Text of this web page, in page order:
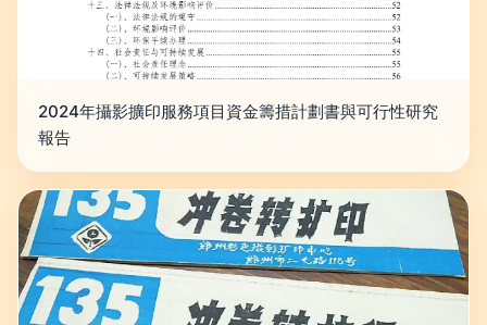
2024年攝影擴印服務項目資金籌措計劃書與可行性研究
報告